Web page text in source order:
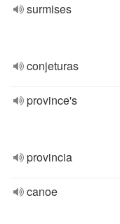
surmises
conjeturas
province's
provincia
canoe